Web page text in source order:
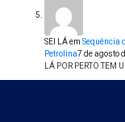
SEI LÁem Sequência
Petrolina7 de agosto
LÁ POR PERTO TEM